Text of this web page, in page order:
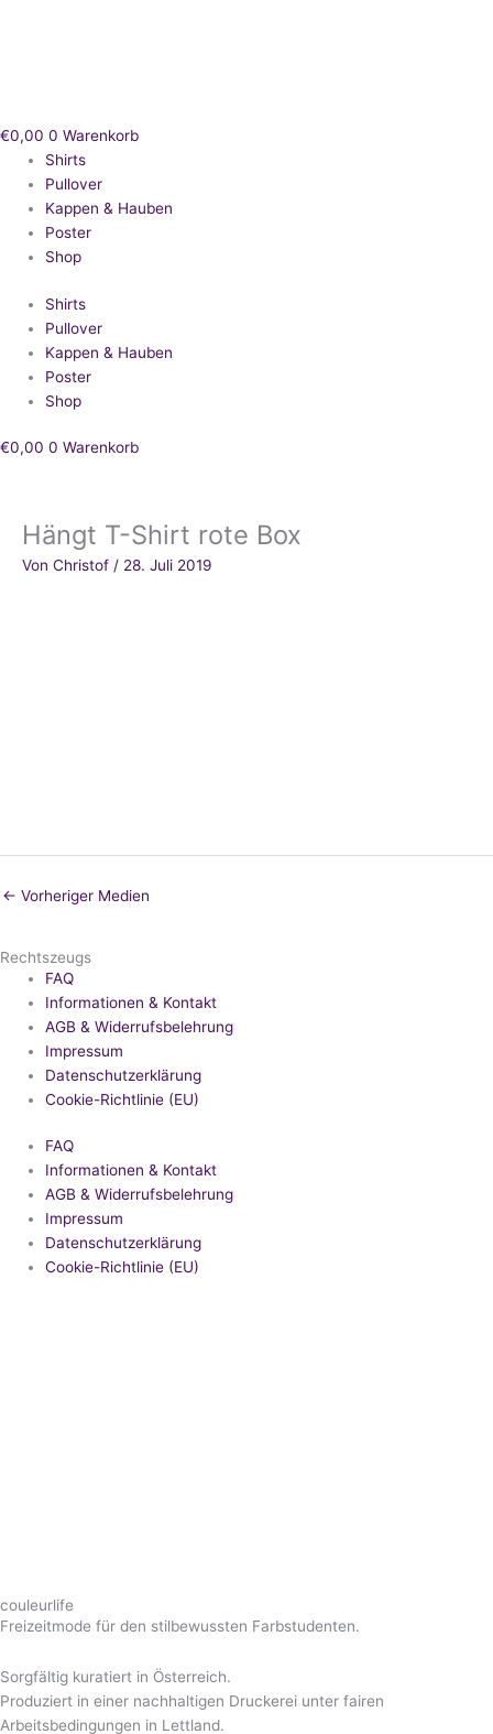
€0,00 0 Warenkorb
Shirts
Pullover
Kappen & Hauben
Poster
Shop
Shirts
Pullover
Kappen & Hauben
Poster
Shop
€0,00 0 Warenkorb
Hängt T-Shirt rote Box
Von Christof / 28. Juli 2019
← Vorheriger Medien
Rechtszeugs
FAQ
Informationen & Kontakt
AGB & Widerrufsbelehrung
Impressum
Datenschutzerklärung
Cookie-Richtlinie (EU)
FAQ
Informationen & Kontakt
AGB & Widerrufsbelehrung
Impressum
Datenschutzerklärung
Cookie-Richtlinie (EU)
couleurlife
Freizeitmode für den stilbewussten Farbstudenten.
Sorgfältig kuratiert in Österreich.
Produziert in einer nachhaltigen Druckerei unter fairen
Arbeitsbedingungen in Lettland.